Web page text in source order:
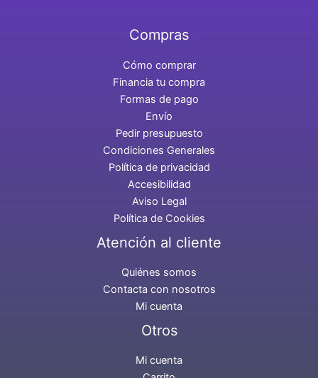
Compras
Cómo comprar
Financia tu compra
Formas de pago
Envío
Pedir presupuesto
Condiciones Generales
Política de privacidad
Accesibilidad
Aviso Legal
Política de Cookies
Atención al cliente
Quiénes somos
Contacta con nosotros
Mi cuenta
Otros
Mi cuenta